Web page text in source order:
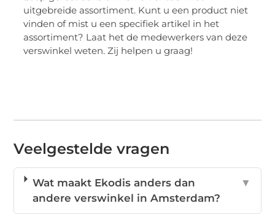
uitgebreide assortiment. Kunt u een product niet
vinden of mist u een specifiek artikel in het
assortiment? Laat het de medewerkers van deze
verswinkel weten. Zij helpen u graag!
Veelgestelde vragen
Wat maakt Ekodis anders dan
andere verswinkel in Amsterdam?
▼